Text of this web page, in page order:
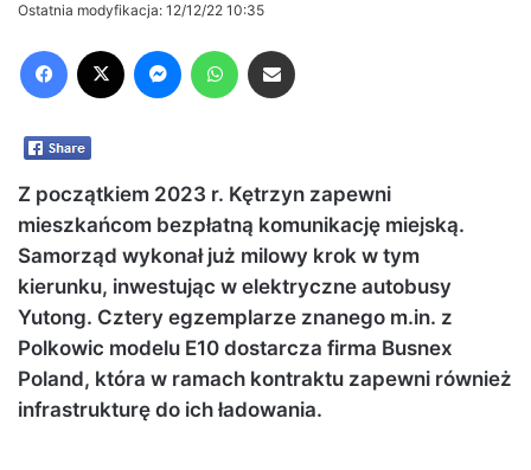
Ostatnia modyfikacja: 12/12/22 10:35
Z początkiem 2023 r. Kętrzyn zapewni
mieszkańcom bezpłatną komunikację miejską.
Samorząd wykonał już milowy krok w tym
kierunku, inwestując w elektryczne autobusy
Yutong. Cztery egzemplarze znanego m.in. z
Polkowic modelu E10 dostarcza firma Busnex
Poland, która w ramach kontraktu zapewni również
infrastrukturę do ich ładowania.